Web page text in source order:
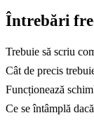
Întrebări
Trebuie să scriu
Cât de precis
Funcționează
Ce se întâmplă